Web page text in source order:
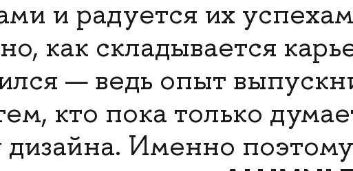
и радуется их
как складывается
— ведь опыт
кто пока только
Именно